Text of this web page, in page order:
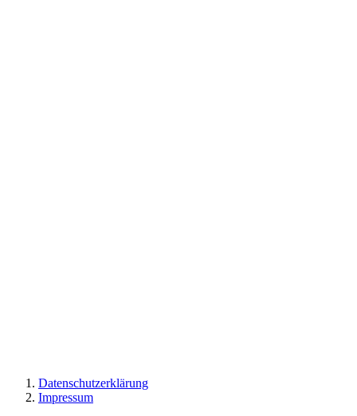
Datenschutzerklärung
Impressum